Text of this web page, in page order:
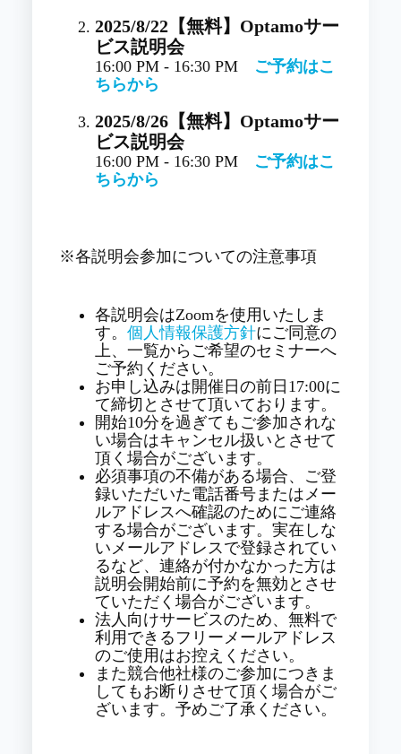
2025/8/22【無料】Optamoサー
ビス説明会
16:00 PM - 16:30 PM
ご予約はこ
ちらから
2025/8/26【無料】Optamoサー
ビス説明会
16:00 PM - 16:30 PM
ご予約はこ
ちらから
※各説明会参加についての注意事項
各説明会はZoomを使用いたしま
す。 個人情報保護方針にご同意の
上、一覧からご希望のセミナーへ
ご予約ください。
お申し込みは開催日の前日17:00に
て締切とさせて頂いております。
開始10分を過ぎてもご参加されな
い場合はキャンセル扱いとさせて
頂く場合がございます。
必須事項の不備がある場合、ご登
録いただいた電話番号またはメー
ルアドレスへ確認のためにご連絡
する場合がございます。実在しな
いメールアドレスで登録されてい
るなど、連絡が付かなかった方は
説明会開始前に予約を無効とさせ
ていただく場合がございます。
法人向けサービスのため、無料で
利用できるフリーメールアドレス
のご使用はお控えください。
また競合他社様のご参加につきま
してもお断りさせて頂く場合がご
ざいます。予めご了承ください。